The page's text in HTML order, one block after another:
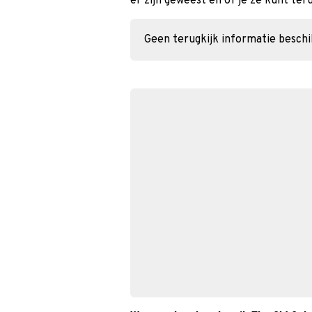
Geen terugkijk informatie